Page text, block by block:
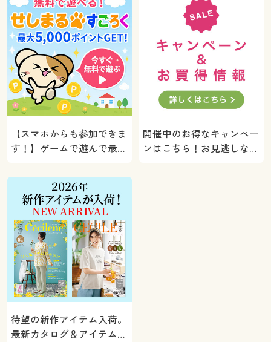
【スマホからも参加できま
す！】ゲームで遊んで最大
ト！
開催中のお得なキャンペー
ンはこちら！お見逃しな
待望の新作アイテム入荷。
最新カタログ＆アイテムを